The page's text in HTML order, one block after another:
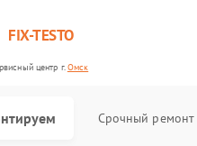
FIX-TESTO
центр г.Омск
Срочный ремонт